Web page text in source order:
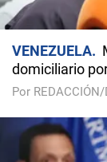
VENEZUELA
domiciliario
Por